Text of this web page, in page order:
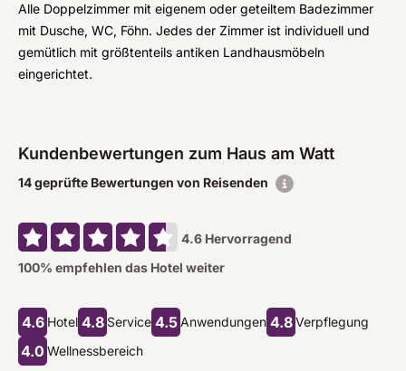
Alle Doppelzimmer mit eigenem oder geteiltem Badezimmer
mit Dusche, WC, Föhn. Jedes der Zimmer ist individuell und
gemütlich mit größtenteils antiken Landhausmöbeln
eingerichtet.
Kundenbewertungen zum Haus am Watt
14 geprüfte Bewertungen von Reisenden
4.6 Hervorragend
100% empfehlen das Hotel weiter
4.6 Hotel 4.8 Service 4.5 Anwendungen 4.8 Verpflegung
4.0 Wellnessbereich